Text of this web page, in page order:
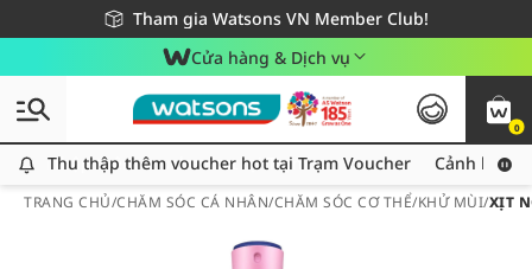
Tham gia Watsons VN Member Club!
Miễn phí giao hàng cho đơn hàng từ 249,000Đ
Giao hàng nhanh 24h - Áp dụng khu vực TP. Hồ Chí Minh
Cửa hàng & Dịch vụ
0
Thu thập thêm voucher hot tại Trạm Voucher
Thu thập thêm voucher hot tại Trạm Voucher Cảnh báo
TRANG CHỦ/CHĂM SÓC CÁ NHÂN/CHĂM SÓC CƠ THỂ/KHỬ MÙI/XỊT